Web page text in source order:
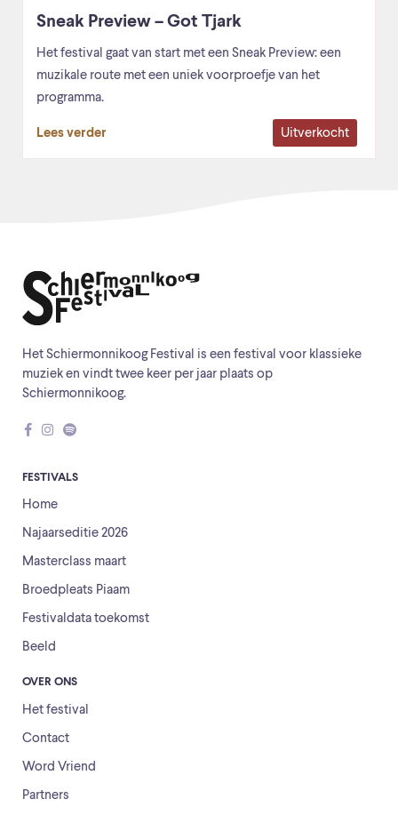
Sneak Preview – Got Tjark
Het festival gaat van start met een Sneak Preview: een
muzikale route met een uniek voorproefje van het
programma.
Lees verder Uitverkocht
Het Schiermonnikoog Festival is een festival voor klassieke
muziek en vindt twee keer per jaar plaats op
Schiermonnikoog.
FESTIVALS
Home
Najaarseditie 2026
Masterclass maart
Broedpleats Piaam
Festivaldata toekomst
Beeld
OVER ONS
Het festival
Contact
Word Vriend
Partners